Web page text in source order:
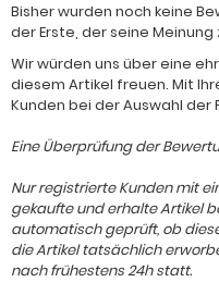
Bisher wurden noch keine
der Erste, der seine
Wir würden uns über eine
diesem Artikel freuen. Mit
Kunden bei der Auswahl der
Eine Überprüfung der
Nur registrierte Kunden mit
gekaufte und erhalte Artikel
automatisch geprüft, ob
die Artikel tatsächlich
nach frühestens 24h statt.